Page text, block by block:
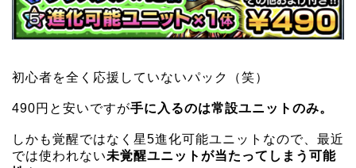
初心者を全く応援していないパック（笑）
490円と安いですが手に入るのは常設ユニットのみ。
しかも覚醒ではなく星5進化可能ユニットなので、最近
では使われない未覚醒ユニットが当たってしまう可能